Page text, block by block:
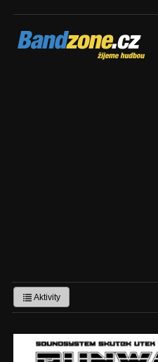
Bandzone.cz
žijeme hudbou
Aktivity